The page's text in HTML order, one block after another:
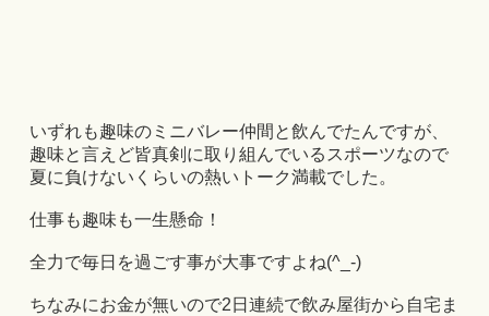
いずれも趣味のミニバレー仲間と飲んでたんですが、
趣味と言えど皆真剣に取り組んでいるスポーツなので
夏に負けないくらいの熱いトーク満載でした。
仕事も趣味も一生懸命！
全力で毎日を過ごす事が大事ですよね(^_-)
ちなみにお金が無いので2日連続で飲み屋街から自宅ま